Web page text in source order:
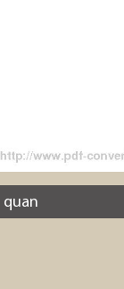
quan